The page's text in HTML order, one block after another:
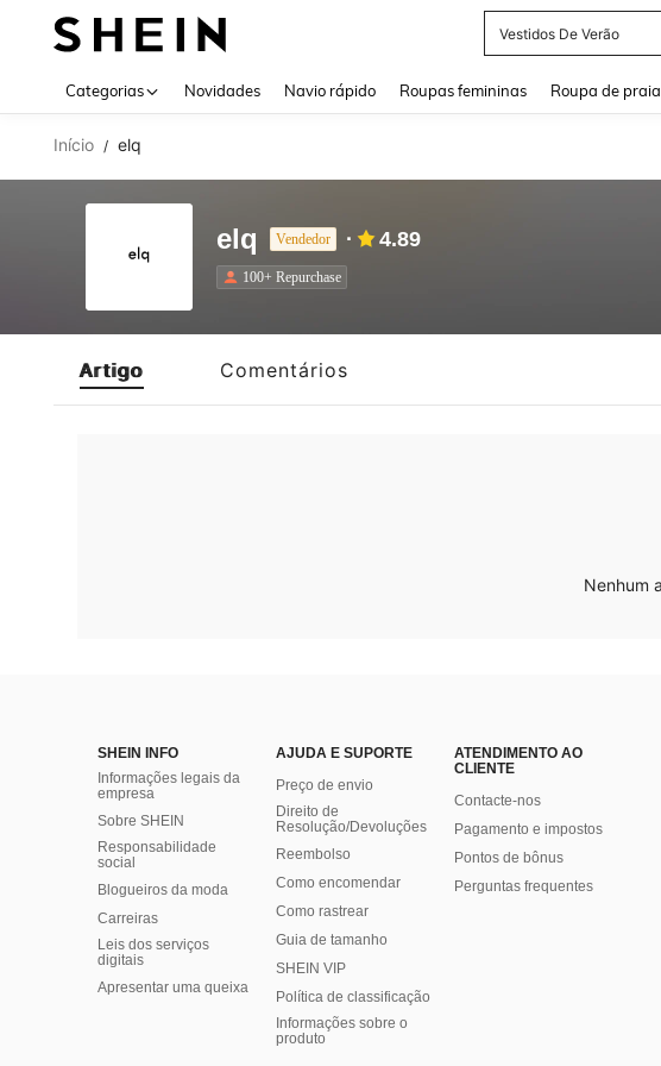
Vestidos De Verão
Categorias Novidades Navio rápido Roupas femininas Roupa de praia
Início / elq
elq Vendedor 4.89
100+ Repurchase
Artigo Comentários
Nenhum
SHEIN INFO
Informações legais da
empresa
Sobre SHEIN
Responsabilidade
social
Blogueiros da moda
Carreiras
Leis dos serviços
digitais
Apresentar uma queixa
AJUDA E SUPORTE
Preço de envio
Direito de
Resolução/Devoluções
Reembolso
Como encomendar
Como rastrear
Guia de tamanho
SHEIN VIP
Política de classificação
​Informações sobre o
produto
ATENDIMENTO AO
CLIENTE
Contacte-nos
Pagamento e impostos
Pontos de bônus
Perguntas frequentes